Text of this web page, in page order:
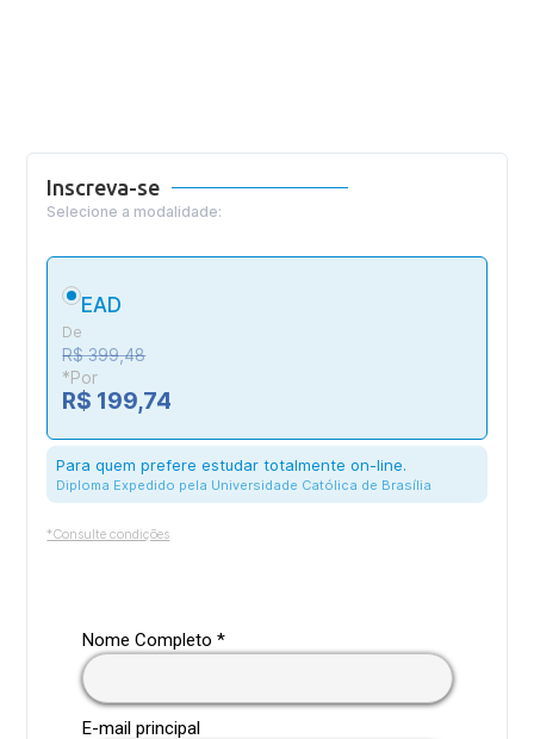
Inscreva-se
Selecione a modalidade:
EAD
De
R$ 399,48
*Por
R$ 199,74
Para quem prefere estudar totalmente on-line.
Diploma Expedido pela Universidade Católica de Brasília
*Consulte condições